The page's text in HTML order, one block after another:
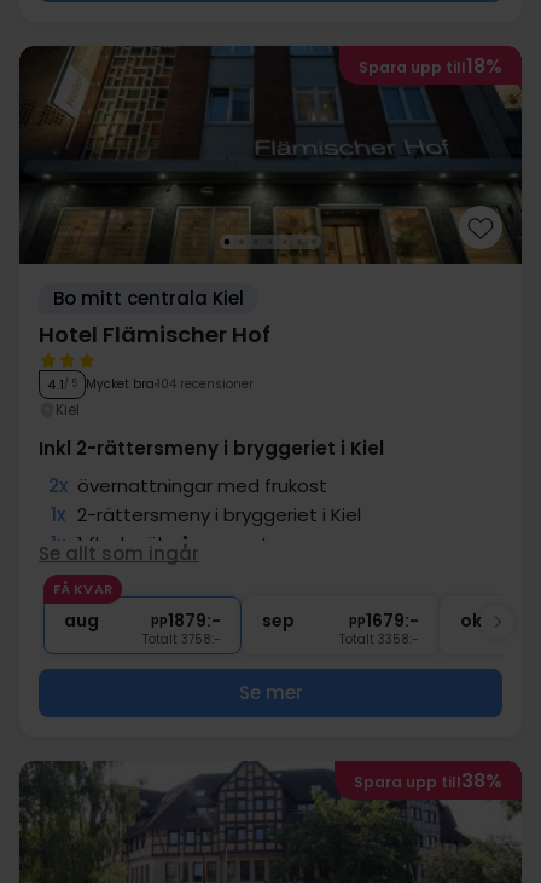
Spara upp till18%
Bo mitt centrala Kiel
Hotel Flämischer Hof
4.1/ 5 Mycket bra 104 recensioner
Kiel
Inkl 2-rättersmeny i bryggeriet i Kiel
2x övernattningar med frukost
1x 2-rättersmeny i bryggeriet i Kiel
1x 1 flaska öl på rummet
∞ Drycker ingår under middagen
1x välkomstdrink
Se allt som ingår
FÅ KVAR
aug pp1879:-
Totalt 3758:-
sep pp1679:-
Totalt 3358:-
okt
Se mer
Spara upp till38%